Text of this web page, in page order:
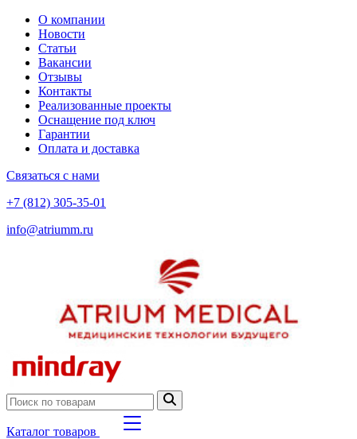
О компании
Новости
Статьи
Вакансии
Отзывы
Контакты
Реализованные проекты
Оснащение под ключ
Гарантии
Оплата и доставка
Связаться с нами
+7 (812) 305-35-01
info@atriumm.ru
Каталог товаров